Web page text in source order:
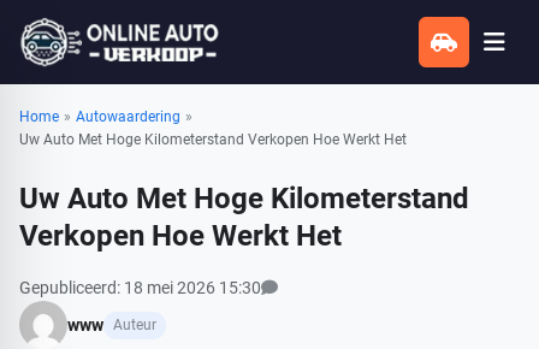
Home » Autowaardering »
Uw Auto Met Hoge Kilometerstand Verkopen Hoe Werkt Het
Uw Auto Met Hoge Kilometerstand
Verkopen Hoe Werkt Het
Gepubliceerd: 18 mei 2026 15:30
Bekijk alle reacties
www Auteur